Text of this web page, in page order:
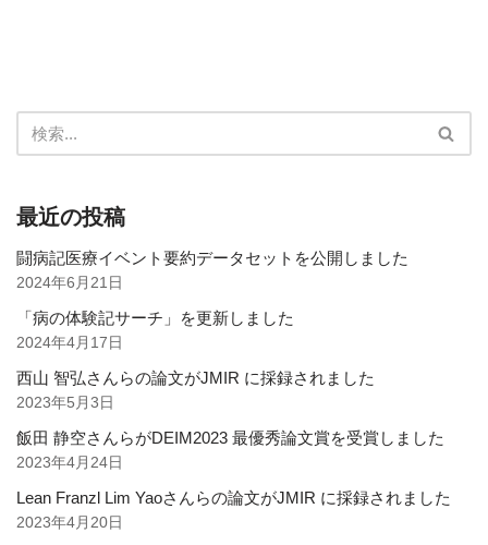
最近の投稿
闘病記医療イベント要約データセットを公開しました
2024年6月21日
「病の体験記サーチ」を更新しました
2024年4月17日
西山 智弘さんらの論文がJMIR に採録されました
2023年5月3日
飯田 静空さんらがDEIM2023 最優秀論文賞を受賞しました
2023年4月24日
Lean Franzl Lim Yaoさんらの論文がJMIR に採録されました
2023年4月20日